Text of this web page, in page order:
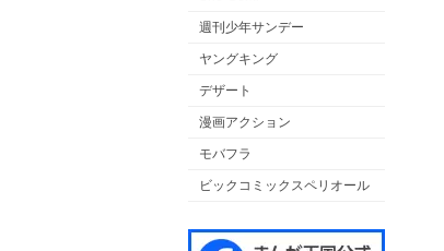
週刊少年サンデー
ヤングキング
デザート
漫画アクション
モバフラ
ビックコミックスペリオール